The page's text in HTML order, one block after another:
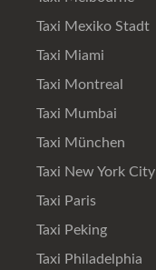
Taxi Mexiko Stadt
Taxi Miami
Taxi Montreal
Taxi Mumbai
Taxi München
Taxi New York City
Taxi Paris
Taxi Peking
Taxi Philadelphia